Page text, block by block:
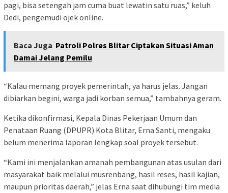
pagi, bisa setengah jam cuma buat lewatin satu ruas,” keluh
Dedi, pengemudi ojek online.
Baca Juga Patroli Polres Blitar Ciptakan Situasi Aman
Damai Jelang Pemilu
“Kalau memang proyek pemerintah, ya harus jelas. Jangan
dibiarkan begini, warga jadi korban semua,” tambahnya geram.
Ketika dikonfirmasi, Kepala Dinas Pekerjaan Umum dan
Penataan Ruang (DPUPR) Kota Blitar, Erna Santi, mengaku
belum menerima laporan lengkap soal proyek tersebut.
“Kami ini menjalankan amanah pembangunan atas usulan dari
masyarakat baik melalui musrenbang, hasil reses, hasil kajian,
maupun prioritas daerah,” jelas Erna saat dihubungi tim media